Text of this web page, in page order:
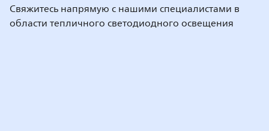
Свяжитесь напрямую с нашими специалистами в
области тепличного светодиодного освещения